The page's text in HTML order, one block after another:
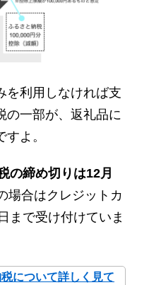
を利用しなければ支
の一部が、返礼品に
よ。
の締め切りは12月
場合はクレジットカ
まで受け付けていま
について詳しく見て